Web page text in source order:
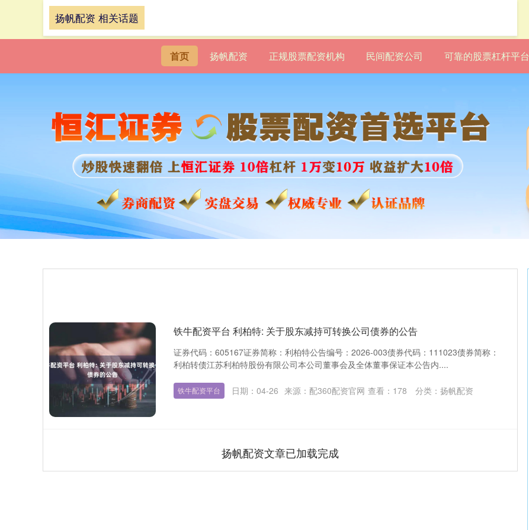
首页 扬帆配资 正规股票配资机构 民间配资公司 可靠的股票杠杆平台
扬帆配资 相关话题
铁牛配资平台 利柏特: 关于股东减持可转换公司债券的公告
证券代码：605167证券简称：利柏特公告编号：2026-003债券代码：111023债券简称：
利柏转债江苏利柏特股份有限公司本公司董事会及全体董事保证本公告内....
铁牛配资平台 日期：04-26 来源：配360配资官网 查看： 178 分类： 扬帆配资
扬帆配资文章已加载完成